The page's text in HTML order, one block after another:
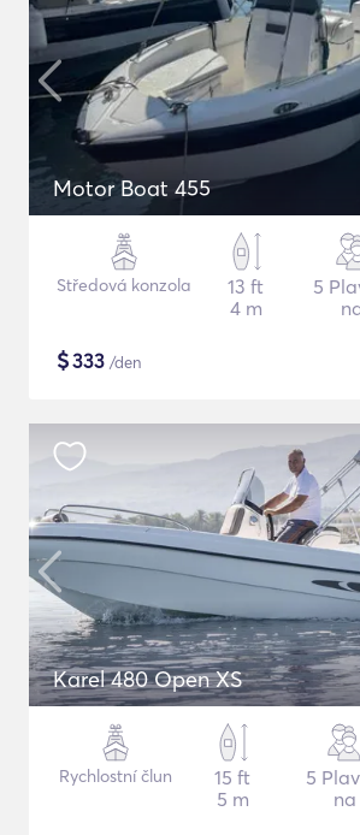
Motor Boat 455
Středová konzola
13 ft
4 m
5
$333 /den
Karel 480 Open XS
Rychlostní člun
15 ft
5 m
5
na